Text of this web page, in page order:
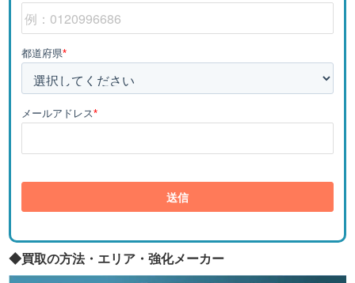
都道府県*
メールアドレス*
◆買取の方法・エリア・強化メーカー